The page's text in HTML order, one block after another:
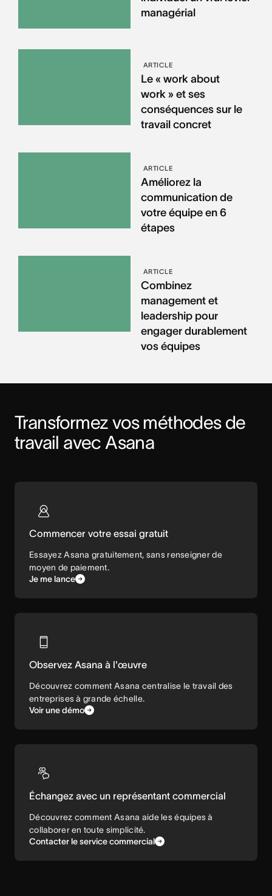
managérial
ARTICLE
Le « work about
work » et ses
conséquences sur le
travail concret
ARTICLE
Améliorez la
communication de
votre équipe en 6
étapes
ARTICLE
Combinez
management et
leadership pour
engager durablement
vos équipes
Transformez vos méthodes de
travail avec Asana
Commencer votre essai gratuit
Essayez Asana gratuitement, sans renseigner de
moyen de paiement.
Je me lance
Observez Asana à l'œuvre
Découvrez comment Asana centralise le travail des
entreprises à grande échelle.
Voir une démo
Échangez avec un représentant commercial
Découvrez comment Asana aide les équipes à
collaborer en toute simplicité.
Contacter le service commercial